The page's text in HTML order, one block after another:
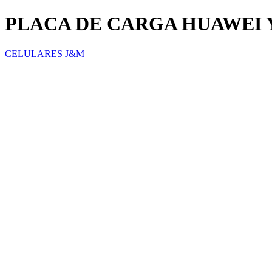
PLACA DE CARGA HUAWEI
CELULARES J&M